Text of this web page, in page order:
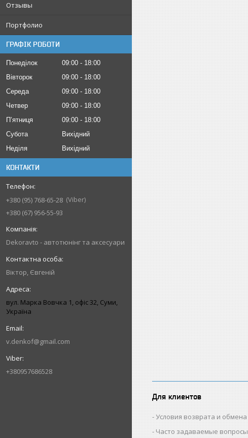
Отзывы
Портфолио
ГРАФІК РОБОТИ
Понеділок 09:00
18:00
Вівторок
09:00
18:00
Середа
09:00
18:00
Четвер
09:00
18:00
Пʼятниця
09:00
18:00
Субота
Вихідний
Неділя
Вихідний
КОНТАКТИ
+380 (95) 768-65-28 Viber
+380 (67) 956-55-93
Dekoravto - автотюнінг та аксесуари
Віктор, Євгеній
вул. Марка Вовчка 1, офіс 32, Суми,
Україна
v.denkof@gmail.com
+380957686528
Для клиентов
Условия возврата и обмена
Часто задаваемые вопросы